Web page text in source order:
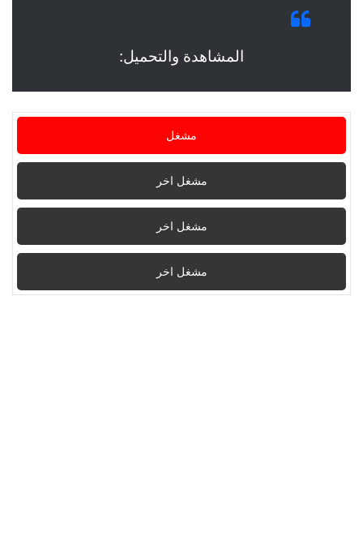
المشاهدة والتحميل:
مشغل
مشغل اخر
مشغل اخر
مشغل اخر